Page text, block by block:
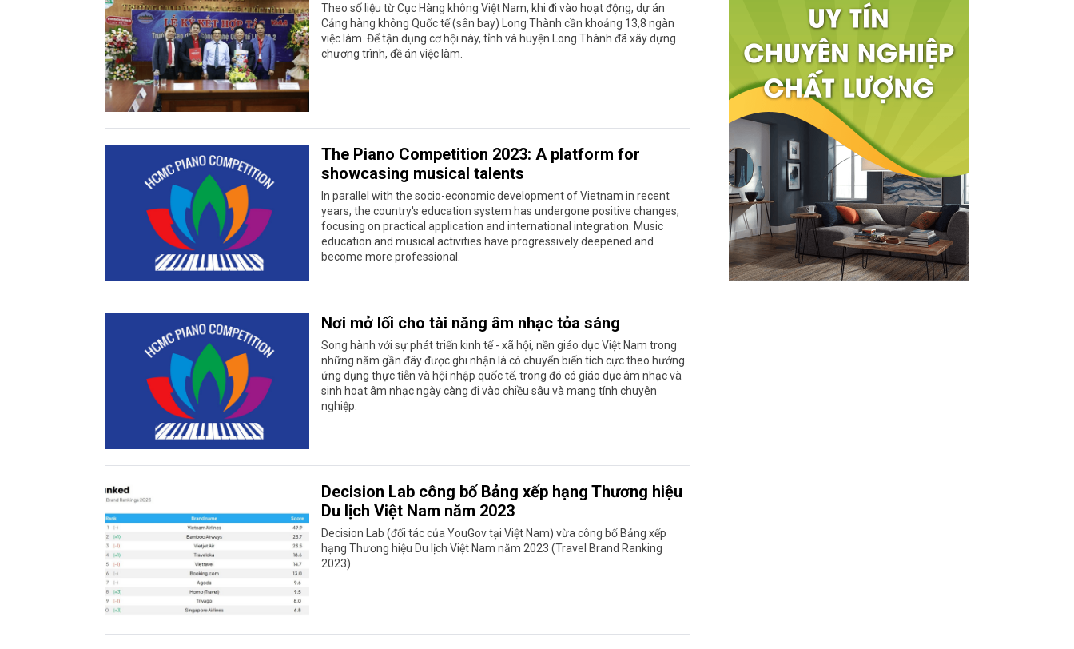
Theo số liệu từ Cục Hàng không Việt Nam, khi đi vào hoạt động, dự án
Cảng hàng không Quốc tế (sân bay) Long Thành cần khoảng 13,8 ngàn
việc làm. Để tận dụng cơ hội này, tỉnh và huyện Long Thành đã xây dựng
chương trình, đề án việc làm.
The Piano Competition 2023: A platform for
showcasing musical talents
In parallel with the socio-economic development of Vietnam in recent
years, the country's education system has undergone positive changes,
focusing on practical application and international integration. Music
education and musical activities have progressively deepened and
become more professional.
Nơi mở lối cho tài năng âm nhạc tỏa sáng
Song hành với sự phát triển kinh tế - xã hội, nền giáo dục Việt Nam trong
những năm gần đây được ghi nhận là có chuyển biến tích cực theo hướng
ứng dụng thực tiễn và hội nhập quốc tế, trong đó có giáo dục âm nhạc và
sinh hoạt âm nhạc ngày càng đi vào chiều sâu và mang tính chuyên
nghiệp.
Decision Lab công bố Bảng xếp hạng Thương hiệu
Du lịch Việt Nam năm 2023
Decision Lab (đối tác của YouGov tại Việt Nam) vừa công bố Bảng xếp
hạng Thương hiệu Du lịch Việt Nam năm 2023 (Travel Brand Ranking
2023).